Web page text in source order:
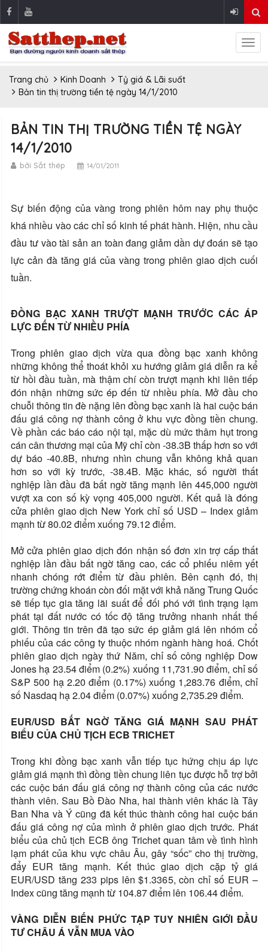
Trang chủ Kinh Doanh
Tỷ giá & Lãi suất
Bản tin thị trường tiền tệ ngày 14/1/2010
BẢN TIN THỊ TRƯỜNG TIỀN TỆ NGÀY
14/1/2010
bởi Sắt thép 14/01/2011
Sự biến động của vàng trong phiên hôm nay phụ thuộc
khá nhiều vào các chỉ số kinh tế phát hành. Hiện, nhu cầu
đầu tư vào tài sản an toàn đang giảm dần dự đoán sẽ tạo
lực cản đà tăng giá của vàng trong phiên giao dịch cuối
tuần.
ĐỒNG BẠC XANH TRƯỢT MẠNH TRƯỚC CÁC ÁP
LỰC ĐẾN TỪ NHIỀU PHÍA
Trong phiên giao dịch vừa qua đồng bạc xanh không
những không thể thoát khỏi xu hướng giảm giá diễn ra kể
từ hồi đầu tuần, mà thậm chí còn trượt mạnh khi liên tiếp
đón nhận những sức ép đến từ nhiều phía. Mở đầu cho
chuỗi thông tin đè nặng lên đồng bạc xanh là hai cuộc bán
đấu giá công nợ thành công ở khu vực đồng tiền chung.
Về phần các báo cáo nội tại, mặc dù mức thâm hụt trong
cán cân thương mại của Mỹ chỉ còn -38.3B thấp hơn so với
dự báo -40.8B, nhưng nhìn chung vẫn không khả quan
hơn so với kỳ trước, -38.4B. Mặc khác, số người thất
nghiệp lần đầu đã bất ngờ tăng mạnh lên 445,000 người
vượt xa con số kỳ vọng 405,000 người. Kết quả là đóng
cửa phiên giao dịch New York chỉ số USD – Index giảm
mạnh từ 80.02 điểm xuống 79.12 điểm.
Mở cửa phiên giao dịch đón nhận số đơn xin trợ cấp thất
nghiệp lần đầu bất ngờ tăng cao, các cổ phiếu niêm yết
nhanh chóng rớt điểm từ đầu phiên. Bên cạnh đó, thị
trường chứng khoán còn đối mặt với khả năng Trung Quốc
sẽ tiếp tục gia tăng lãi suất để đối phó với tình trạng lạm
phát tại đất nước có tốc độ tăng trưởng nhanh nhất thế
giới. Thông tin trên đã tạo sức ép giảm giá lên nhóm cổ
phiếu của các công ty thuộc nhóm ngành hàng hoá. Chốt
phiên giao dịch ngày thứ Năm, chỉ số công nghiệp Dow
Jones hạ 23.54 điểm (0.2%) xuống 11,731.90 điểm, chỉ số
S&P 500 hạ 2.20 điểm (0.17%) xuống 1,283.76 điểm, chỉ
số Nasdaq hạ 2.04 điểm (0.07%) xuống 2,735.29 điểm.
EUR/USD BẤT NGỜ TĂNG GIÁ MẠNH SAU PHÁT
BIỂU CỦA CHỦ TỊCH ECB TRICHET
Trong khi đồng bạc xanh vẫn tiếp tục hứng chịu áp lực
giảm giá mạnh thì đồng tiền chung liên tục được hỗ trợ bởi
các cuộc bán đấu giá công nợ thành công của các nước
thành viên. Sau Bồ Đào Nha, hai thành viên khác là Tây
Ban Nha và Ý cũng đã kết thúc thành công hai cuộc bán
đấu giá công nợ của mình ở phiên giao dịch trước. Phát
biểu của chủ tịch ECB ông Trichet quan tâm về tình hình
lạm phát của khu vực châu Âu, gây “sốc” cho thị trường,
đẩy EUR tăng mạnh. Kết thúc giao dịch cặp tỷ giá
EUR/USD tăng 233 pips lên $1.3365, còn chỉ số EUR –
Index cũng tăng mạnh từ 104.87 điểm lên 106.44 điểm.
VÀNG DIỄN BIẾN PHỨC TẠP TUY NHIÊN GIỚI ĐẦU
TƯ CHÂU Á VẪN MUA VÀO